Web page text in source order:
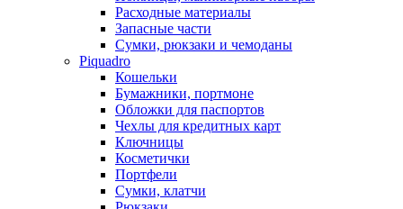
Расходные материалы
Запасные части
Сумки, рюкзаки и чемоданы
Piquadro
Кошельки
Бумажники, портмоне
Обложки для паспортов
Чехлы для кредитных карт
Ключницы
Косметички
Портфели
Сумки, клатчи